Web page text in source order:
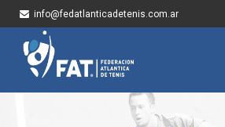
info@fedatlanticadetenis.com.ar